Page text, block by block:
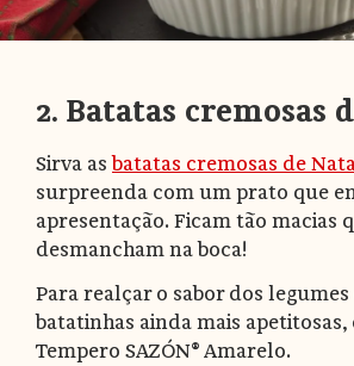
2. Batatas cremosas
Sirva asbatatas cremosas de
surpreenda com um prato que
apresentação. Ficam tão macias
desmancham na boca!
Para realçar o sabor dos legumes
batatinhas ainda mais
Tempero SAZÓN® Amarelo.